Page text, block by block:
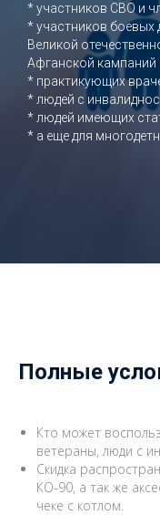
* участников СВО и
* участников боевых
Великой
Афганской кампаний
* практикующих
* людей с
* людей имеющих
* а еще для
Полные
Кто может
ветераны, люди с
Скидка
КО-90, а так же
чеке с котлом.